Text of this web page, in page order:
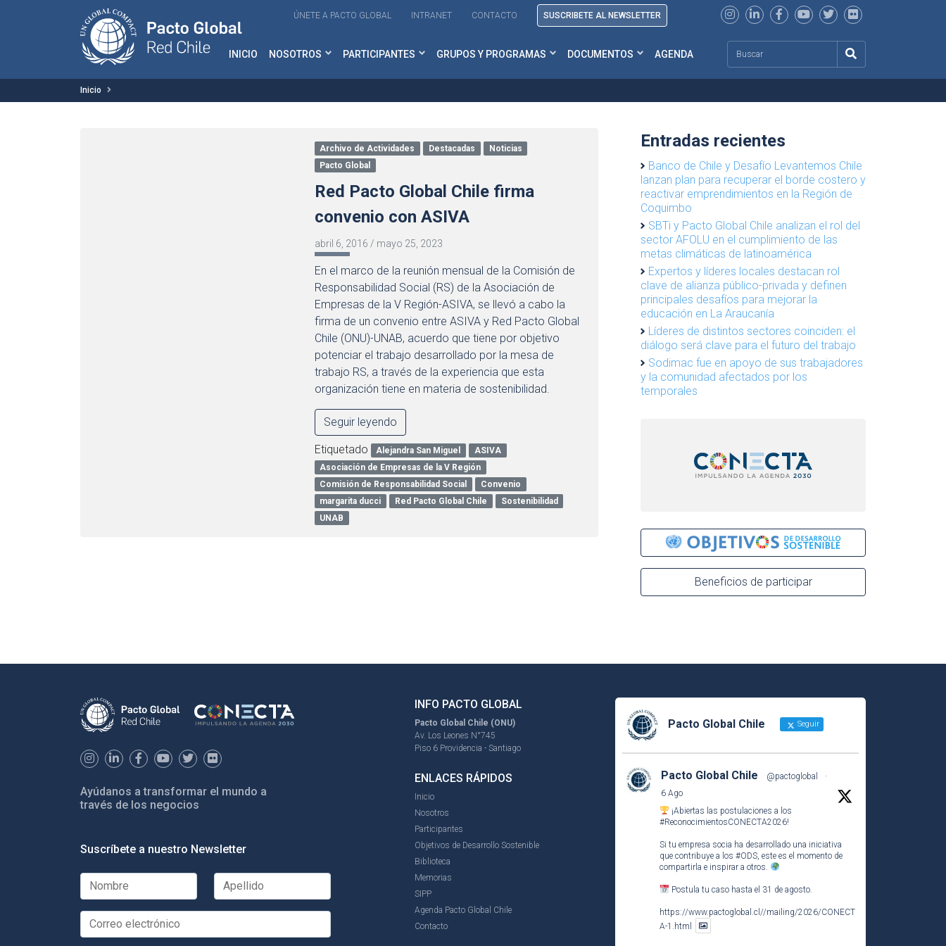
ÚNETE A PACTO GLOBAL INTRANET CONTACTO SUSCRIBETE AL NEWSLETTER
INICIO NOSOTROS PARTICIPANTES GRUPOS Y PROGRAMAS DOCUMENTOS AGENDA
Inicio
Archivo de Actividades Destacadas
Noticias
Pacto Global
Red Pacto Global Chile firma
convenio con ASIVA
abril 6, 2016 / mayo 25, 2023
En el marco de la reunión mensual de la Comisión de
Responsabilidad Social (RS) de la Asociación de
Empresas de la V Región-ASIVA, se llevó a cabo la
firma de un convenio entre ASIVA y Red Pacto Global
Chile (ONU)-UNAB, acuerdo que tiene por objetivo
potenciar el trabajo desarrollado por la mesa de
trabajo RS, a través de la experiencia que esta
organización tiene en materia de sostenibilidad.
Seguir leyendo
Etiquetado Alejandra San Miguel
ASIVA
Asociación de Empresas de la V Región
Comisión de Responsabilidad Social
Convenio
margarita ducci
Red Pacto Global Chile
Sostenibilidad
UNAB
Entradas recientes
Banco de Chile y Desafío Levantemos Chile
lanzan plan para recuperar el borde costero y
reactivar emprendimientos en la Región de
Coquimbo
SBTi y Pacto Global Chile analizan el rol del
sector AFOLU en el cumplimiento de las
metas climáticas de latinoamérica
Expertos y líderes locales destacan rol
clave de alianza público-privada y definen
principales desafíos para mejorar la
educación en La Araucanía
Líderes de distintos sectores coinciden: el
diálogo será clave para el futuro del trabajo
Sodimac fue en apoyo de sus trabajadores
y la comunidad afectados por los
temporales
Beneficios de participar
Ayúdanos a transformar el mundo a
través de los negocios
Suscríbete a nuestro Newsletter
INFO PACTO GLOBAL
Pacto Global Chile (ONU)
Av. Los Leones N°745
Piso 6 Providencia - Santiago
ENLACES RÁPIDOS
Inicio
Nosotros
Participantes
Objetivos de Desarrollo Sostenible
Biblioteca
Memorias
SIPP
Agenda Pacto Global Chile
Contacto
Pacto Global Chile Seguir
Pacto Global Chile @pactoglobal
·
6 Ago
¡Abiertas las postulaciones a los
#ReconocimientosCONECTA2026!
Si tu empresa socia ha desarrollado una iniciativa
que contribuye a los #ODS, este es el momento de
compartirla e inspirar a otros.
Postula tu caso hasta el 31 de agosto.
https://www.pactoglobal.cl//mailing/2026/CONECT
A-1.html